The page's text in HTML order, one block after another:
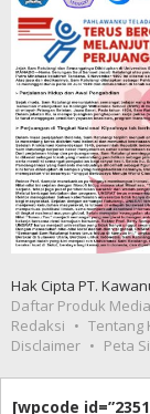
Hak Cipta PT.
Daftar Produk Media
Redaksi
Tentang
Disclaimer
Peta
[wpcode